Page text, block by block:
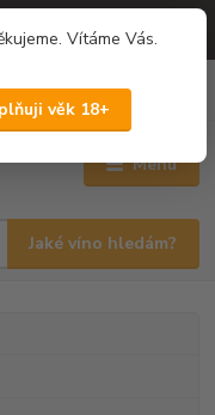
Vítáme Vás.
věk 18+
Menu
Jaké víno hledám?
0,00 Kč